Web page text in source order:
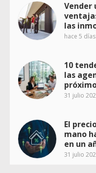
Vender
las
hace 5 días
10
las
31 julio
El
mano
en un
31 julio